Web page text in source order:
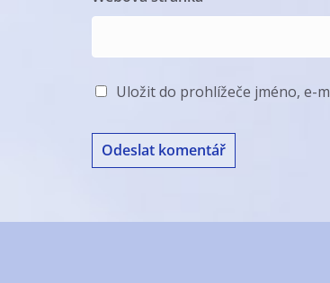
Uložit do prohlížeče jméno, e-